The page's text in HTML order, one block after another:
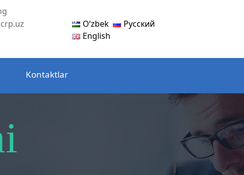
Oʻzbek
Русский
English
Kontaktlar